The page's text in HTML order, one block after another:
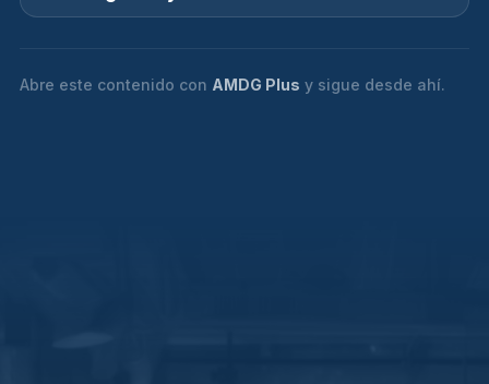
Abre este contenido con AMDG Plus y sigue desde ahí.